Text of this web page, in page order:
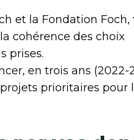
et la Fondation Foch,
cohérence des choix
prises.
en trois ans (2022-
prioritaires pour